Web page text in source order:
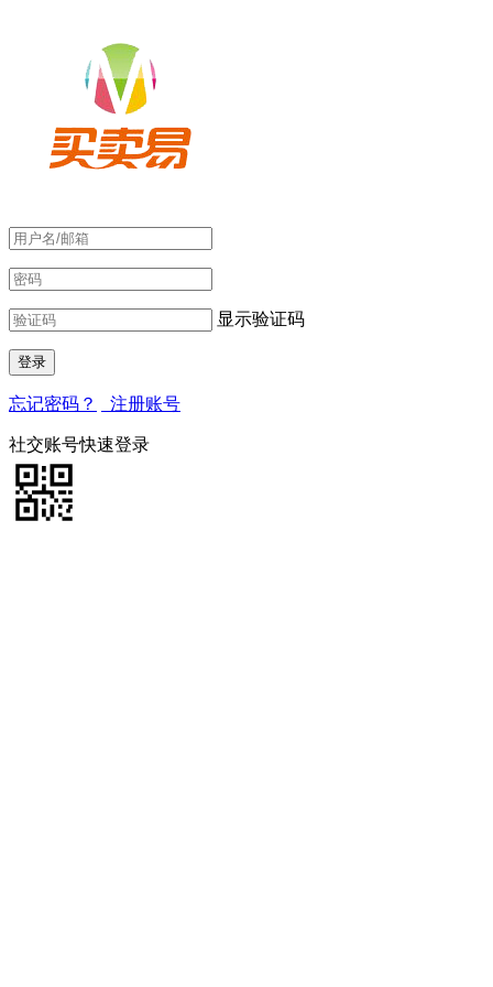
显示验证码
忘记密码？ 注册账号
社交账号快速登录